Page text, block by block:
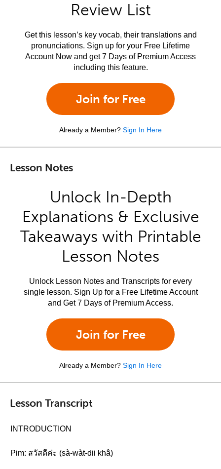
Review List
Get this lesson’s key vocab, their translations and
pronunciations. Sign up for your Free Lifetime
Account Now and get 7 Days of Premium Access
including this feature.
Join for Free
Already a Member? Sign In Here
Lesson Notes
Unlock In-Depth
Explanations & Exclusive
Takeaways with Printable
Lesson Notes
Unlock Lesson Notes and Transcripts for every
single lesson. Sign Up for a Free Lifetime Account
and Get 7 Days of Premium Access.
Join for Free
Already a Member? Sign In Here
Lesson Transcript
INTRODUCTION
Pim: สวัสดีค่ะ (sà-wàt-dii khâ)